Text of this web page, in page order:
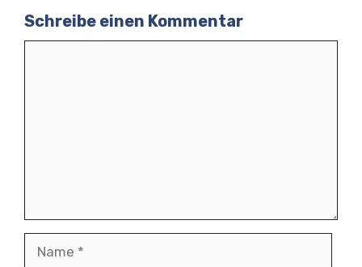
Schreibe einen Kommentar